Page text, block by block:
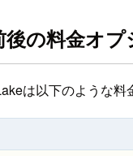
の料金オ
は以下のような料